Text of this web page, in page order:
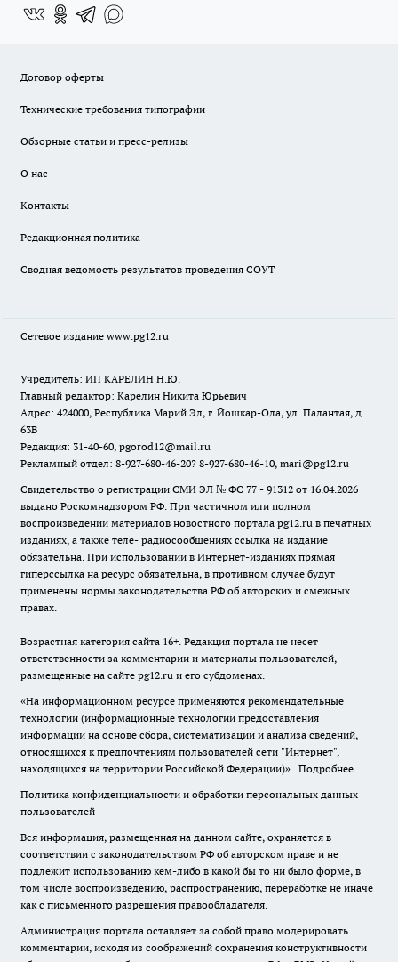
Договор оферты
Технические требования типографии
Обзорные статьи и пресс-релизы
О нас
Контакты
Редакционная политика
Сводная ведомость результатов проведения СОУТ
Сетевое издание www.pg12.ru
Учредитель: ИП КАРЕЛИН Н.Ю.
Главный редактор: Карелин Никита Юрьевич
Адрес: 424000, Республика Марий Эл, г. Йошкар-Ола, ул. Палантая, д.
63В
Редакция: 31-40-60, pgorod12@mail.ru
Рекламный отдел: 8-927-680-46-20? 8-927-680-46-10, mari@pg12.ru
Свидетельство о регистрации СМИ ЭЛ № ФС 77 - 91312 от 16.04.2026
выдано Роскомнадзором РФ. При частичном или полном
воспроизведении материалов новостного портала pg12.ru в печатных
изданиях, а также теле- радиосообщениях ссылка на издание
обязательна. При использовании в Интернет-изданиях прямая
гиперссылка на ресурс обязательна, в противном случае будут
применены нормы законодательства РФ об авторских и смежных
правах.
Возрастная категория сайта 16+. Редакция портала не несет
ответственности за комментарии и материалы пользователей,
размещенные на сайте pg12.ru и его субдоменах.
«На информационном ресурсе применяются рекомендательные
технологии (информационные технологии предоставления
информации на основе сбора, систематизации и анализа сведений,
относящихся к предпочтениям пользователей сети "Интернет",
находящихся на территории Российской Федерации)». Подробнее
Политика конфиденциальности и обработки персональных данных
пользователей
Вся информация, размещенная на данном сайте, охраняется в
соответствии с законодательством РФ об авторском праве и не
подлежит использованию кем-либо в какой бы то ни было форме, в
том числе воспроизведению, распространению, переработке не иначе
как с письменного разрешения правообладателя.
Администрация портала оставляет за собой право модерировать
комментарии, исходя из соображений сохранения конструктивности